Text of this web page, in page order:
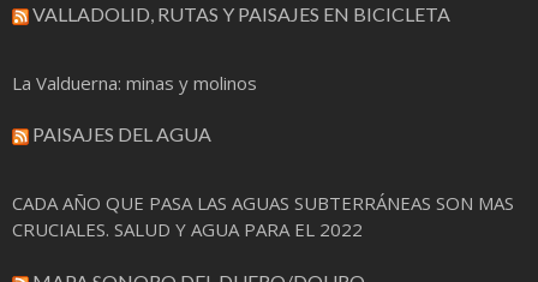
VALLADOLID, RUTAS Y PAISAJES EN BICICLETA
La Valduerna: minas y molinos
PAISAJES DEL AGUA
CADA AÑO QUE PASA LAS AGUAS SUBTERRÁNEAS SON MAS
CRUCIALES. SALUD Y AGUA PARA EL 2022